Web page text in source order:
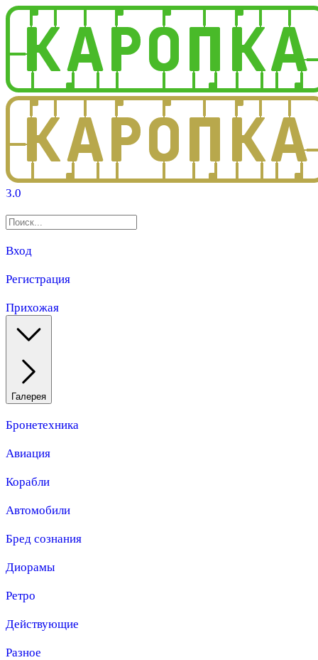
3.0
Вход
Регистрация
Прихожая
Галерея
Бронетехника
Авиация
Корабли
Автомобили
Бред сознания
Диорамы
Ретро
Действующие
Разное